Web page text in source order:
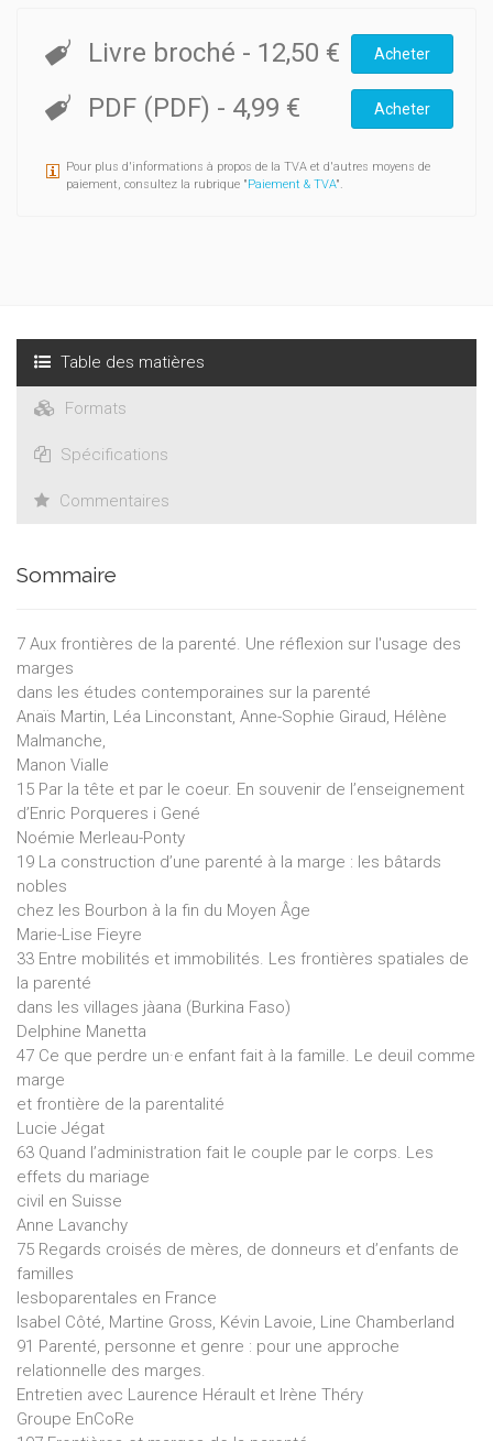
Livre broché - 12,50 € Acheter
PDF (PDF) - 4,99 € Acheter
Pour plus d'informations à propos de la TVA et d'autres moyens de
paiement, consultez la rubrique "Paiement & TVA".
Table des matières
Formats
Spécifications
Commentaires
Sommaire
7 Aux frontières de la parenté. Une réflexion sur l'usage des
marges
dans les études contemporaines sur la parenté
Anaïs Martin, Léa Linconstant, Anne-Sophie Giraud, Hélène
Malmanche,
Manon Vialle
15 Par la tête et par le coeur. En souvenir de l’enseignement
d’Enric Porqueres i Gené
Noémie Merleau-Ponty
19 La construction d’une parenté à la marge : les bâtards
nobles
chez les Bourbon à la fin du Moyen Âge
Marie-Lise Fieyre
33 Entre mobilités et immobilités. Les frontières spatiales de
la parenté
dans les villages jàana (Burkina Faso)
Delphine Manetta
47 Ce que perdre un·e enfant fait à la famille. Le deuil comme
marge
et frontière de la parentalité
Lucie Jégat
63 Quand l’administration fait le couple par le corps. Les
effets du mariage
civil en Suisse
Anne Lavanchy
75 Regards croisés de mères, de donneurs et d’enfants de
familles
lesboparentales en France
Isabel Côté, Martine Gross, Kévin Lavoie, Line Chamberland
91 Parenté, personne et genre : pour une approche
relationnelle des marges.
Entretien avec Laurence Hérault et Irène Théry
Groupe EnCoRe